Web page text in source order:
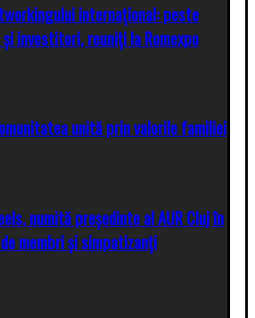
internațional: peste
investitori, reuniți la Romexpo
unită prin valorile familiei
numită președinte al AUR Cluj în
membri și simpatizanți